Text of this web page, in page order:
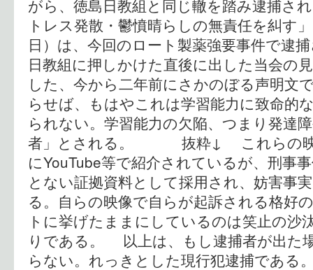
がら、徳島日教組と同じ轍を踏み逮捕さ
トレス発散・鬱憤晴らしの無責任を糾す
日）は、今回のロート製薬強要事件で逮
日教組に押しかけた直後に出した当会の
した、今から二年前にさかのぼる声明文
らせば、もはやこれは学習能力に致命的
られない。学習能力の欠陥、つまり発達
者」とされる。 抜粋↓ これらの映
にYouTube等で紹介されているが、刑事
とない証拠資料として採用され、妨害事
る。自らの映像で自らが起訴される格好
トに挙げたままにしているのは笑止の沙
りである。 以上は、もし逮捕者が出た
らない。れっきとした現行犯逮捕である